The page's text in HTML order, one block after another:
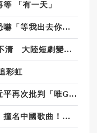
「有一天」
割頸案！恐龍法官、乾哥恐嚇「等我出去你就知」掀眾怒 兇嫌爸媽被肉搜
AI「真人」短劇逼真到分不清 大陸短劇變天 產業加速洗牌
彩虹
反官員內捲 彭博關注習近平再次批判「唯GDP論」
沈伯洋競選口號「順起來」撞名中國歌曲！粉專：想統戰台灣人？